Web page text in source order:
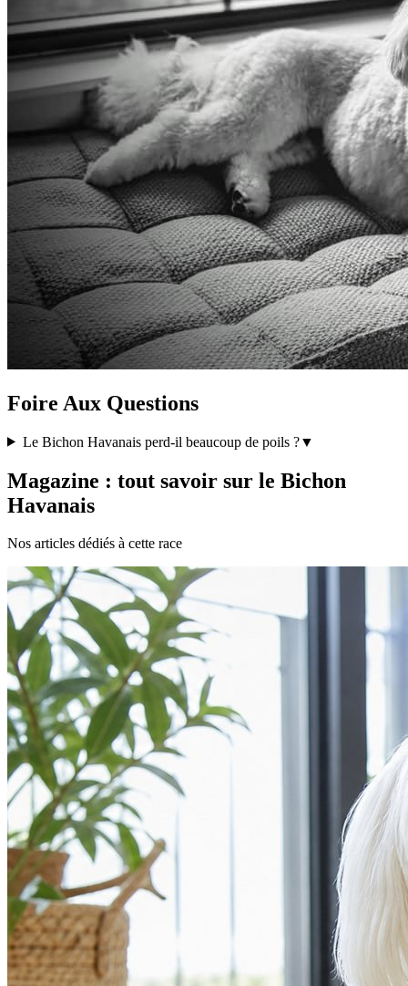
Foire Aux Questions
Le Bichon Havanais perd-il beaucoup de poils ?▼
Magazine : tout savoir sur le Bichon
Havanais
Nos articles dédiés à cette race